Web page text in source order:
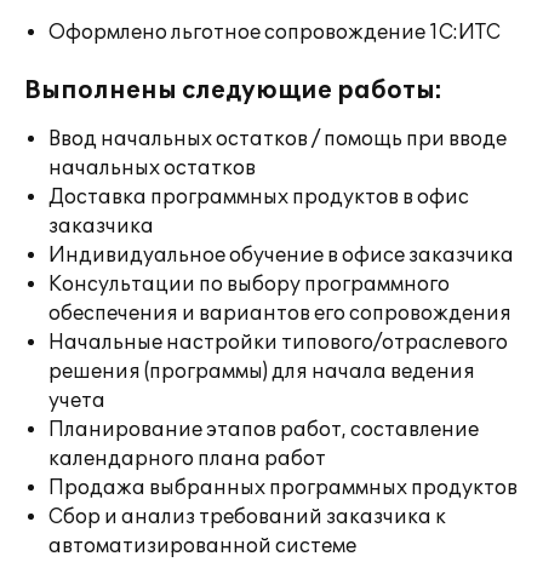
Оформлено льготное сопровождение 1С:ИТС
Выполнены следующие работы:
Ввод начальных остатков / помощь при вводе
начальных остатков
Доставка программных продуктов в офис
заказчика
Индивидуальное обучение в офисе заказчика
Консультации по выбору программного
обеспечения и вариантов его сопровождения
Начальные настройки типового/отраслевого
решения (программы) для начала ведения
учета
Планирование этапов работ, составление
календарного плана работ
Продажа выбранных программных продуктов
Сбор и анализ требований заказчика к
автоматизированной системе